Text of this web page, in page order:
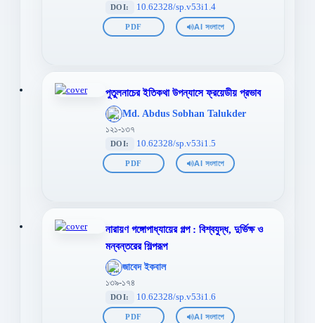
DOI: 10.62328/sp.v53i1.4
PDF AI সংলাপে
পুতুলনাচের ইতিকথা উপন্যাসে ফ্রয়েডীয় প্রভাব
';
};">
Md. Abdus Sobhan Talukder
১২১-১৩৭
DOI: 10.62328/sp.v53i1.5
PDF AI সংলাপে
নারায়ণ গঙ্গোপাধ্যায়ের গল্প : বিশ্বযুদ্ধ, দুর্ভিক্ষ ও
মন্বন্তরের শিল্পরূপ
';
};">
জাবেদ ইকবাল
১৩৯-১৭৪
DOI: 10.62328/sp.v53i1.6
PDF AI সংলাপে